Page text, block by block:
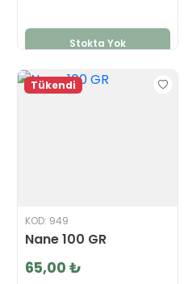
Stokta Yok
Tükendi
KOD: 949
Nane 100 GR
65,00 ₺